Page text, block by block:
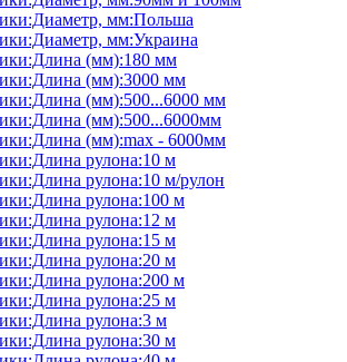
мм:Польша
мм:Украина
(мм):180 мм
(мм):3000 мм
(мм):500...6000 мм
(мм):500...6000мм
(мм):max - 6000мм
рулона:10 м
рулона:10 м/рулон
рулона:100 м
рулона:12 м
рулона:15 м
рулона:20 м
рулона:200 м
рулона:25 м
рулона:3 м
рулона:30 м